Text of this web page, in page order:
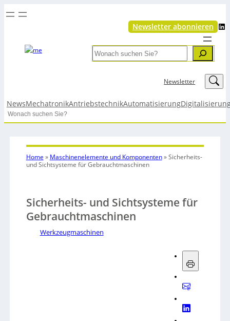
Newsletter abonnieren LinkedIn
Search
Newsletter LinkedIn
NewsMechatronikAntriebstechnikAutomatisierung
Search
Home » Maschinenelemente und Komponenten»Sicherheits-
und Sichtsysteme für Gebrauchtmaschinen
Sicherheits- und Sichtsysteme für
Gebrauchtmaschinen
Werkzeugmaschinen